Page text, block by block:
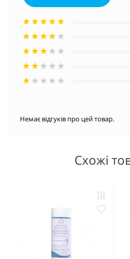
Немає відгуків про цей товар.
Схожі